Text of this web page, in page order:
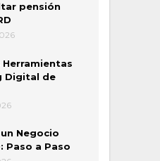
pensión
Herramientas
Digital de
Negocio
Paso a Paso